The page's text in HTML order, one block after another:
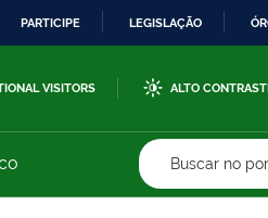
PARTICIPE LEGISLAÇÃO
VISITORS ALTO
Buscar no